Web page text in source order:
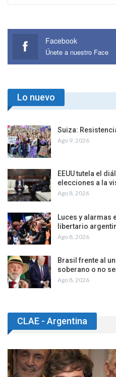
Facebook
Únete a nuestro Face
Lo nuevo
Suiza:
Ago 9, 2026
EEUU tutela el
elecciones a la
Ago 8, 2026
Luces y alarmas
libertario
Ago 8, 2026
Brasil frente al
soberano o no
Ago 8, 2026
CLAE - Argentina